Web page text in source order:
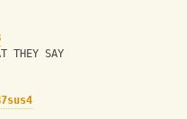
THEY SAY